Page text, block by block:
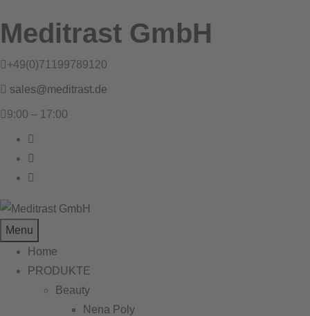
Meditrast GmbH
+49(0)71199789120
sales@meditrast.de
9:00 – 17:00
Menu
Home
PRODUKTE
Beauty
Nena Poly